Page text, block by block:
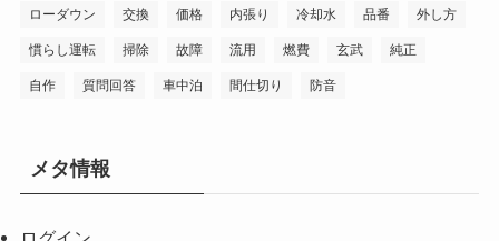
ローダウン 交換 価格 内張り 冷却水 品番 外し方
慣らし運転 掃除 故障 流用 燃費 玄武 純正
自作 質問回答 車中泊 間仕切り 防音
メタ情報